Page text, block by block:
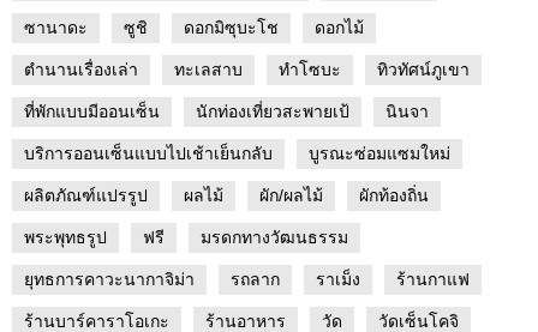
ซานาดะ ซูชิ ดอกมิซุบะโช ดอกไม้
ตำนานเรื่องเล่า ทะเลสาบ ทำโซบะ ทิวทัศน์ภูเขา
ที่พักแบบมีออนเซ็น นักท่องเที่ยวสะพายเป้ นินจา
บริการออนเซ็นแบบไปเช้าเย็นกลับ บูรณะซ่อมแซมใหม่
ผลิตภัณฑ์แปรรูป ผลไม้ ผัก/ผลไม้ ผักท้องถิ่น
พระพุทธรูป ฟรี มรดกทางวัฒนธรรม
ยุทธการคาวะนากาจิม่า รถลาก ราเม็ง ร้านกาแฟ
ร้านบาร์คาราโอเกะ ร้านอาหาร วัด วัดเซ็นโคจิ